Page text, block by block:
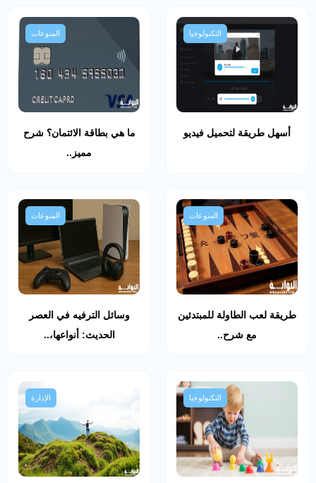
التكنولوجيا
أسهل طريقة لتحميل فيديو
المنوعات
ما هي بطاقة الائتمان؟ شرح
مميز..
المنوعات
طريقة لعب الطاولة للمبتدئين
مع شرح..
المنوعات
وسائل الترفيه في العصر
الحديث: أنواعها،..
التكنولوجيا الإدارة